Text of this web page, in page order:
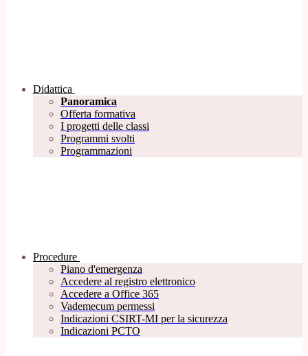
Didattica
Panoramica
Offerta formativa
I progetti delle classi
Programmi svolti
Programmazioni
Procedure
Piano d'emergenza
Accedere al registro elettronico
Accedere a Office 365
Vademecum permessi
Indicazioni CSIRT-MI per la sicurezza
Indicazioni PCTO